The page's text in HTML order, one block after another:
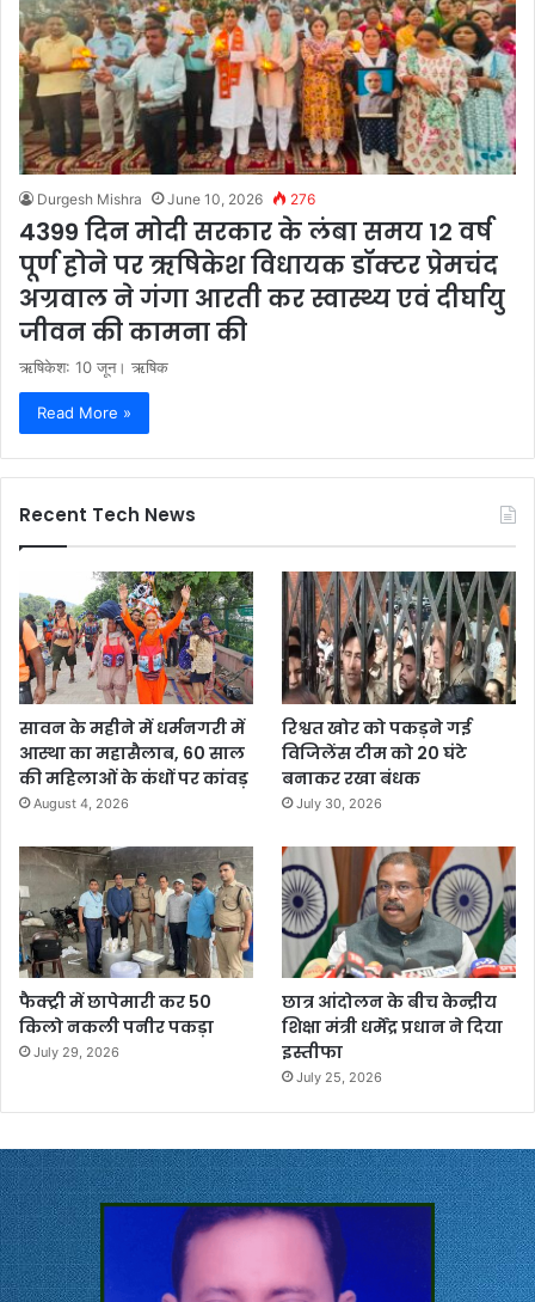
Durgesh Mishra June 10, 2026 276
4399 दिन मोदी सरकार के लंबा समय 12 वर्ष
पूर्ण होने पर ऋषिकेश विधायक डॉक्टर प्रेमचंद
अग्रवाल ने गंगा आरती कर स्वास्थ्य एवं दीर्घायु
जीवन की कामना की
ऋषिकेश: 10 जून। ऋषिक
Read More »
Recent Tech News
सावन के महीने में धर्मनगरी में
आस्था का महासैलाब, 60 साल
की महिलाओं के कंधों पर कांवड़
August 4, 2026
रिश्वत खोर को पकड़ने गई
विजिलेंस टीम को 20 घंटे
बनाकर रखा बंधक
July 30, 2026
फैक्ट्री में छापेमारी कर 50
किलो नकली पनीर पकड़ा
July 29, 2026
छात्र आंदोलन के बीच केन्द्रीय
शिक्षा मंत्री धर्मेंद्र प्रधान ने दिया
इस्तीफा
July 25, 2026